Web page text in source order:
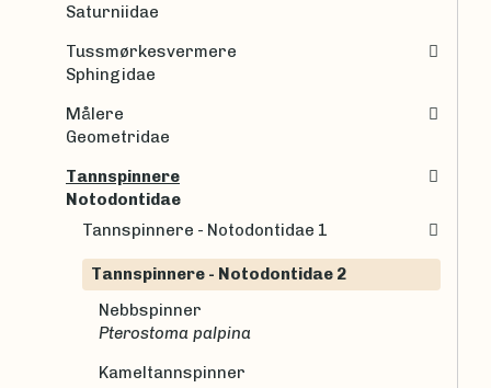
Saturniidae
Tussmørkesvermere
Sphingidae
Målere
Geometridae
Tannspinnere
Notodontidae
Tannspinnere - Notodontidae 1
Tannspinnere - Notodontidae 2
Nebbspinner
Pterostoma palpina
Kameltannspinner